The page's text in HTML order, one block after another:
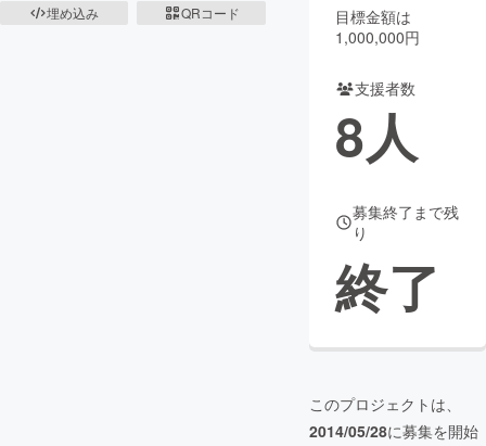
CAMPFIRE Creation
コミュニティ
埋め込み
QRコード
目標金額は
1,000,000円
支援者数
8人
募集終了まで残
り
終了
このプロジェクトは、
2014/05/28に募集を開始